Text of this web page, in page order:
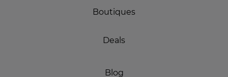
Boutiques
Deals
Blog